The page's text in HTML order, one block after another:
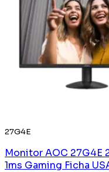
27G4E
Monitor AOC 27G4E
1ms Gaming Ficha